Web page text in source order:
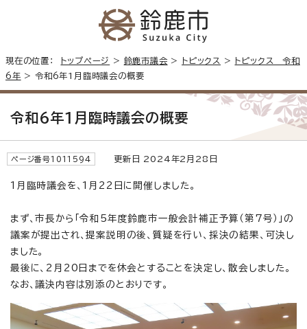
現在の位置： トップページ > 鈴鹿市議会 > トピックス >
トピックス 令和
6年 > 令和6年1月臨時議会の概要
令和6年1月臨時議会の概要
ページ番号1011594 更新日 2024年2月28日
1月臨時議会を、1月22日に開催しました。
まず、市長から「令和5年度鈴鹿市一般会計補正予算（第7号）」の
議案が提出され、提案説明の後、質疑を行い、採決の結果、可決し
ました。
最後に、2月20日までを休会とすることを決定し、散会しました。
なお、議決内容は別添のとおりです。